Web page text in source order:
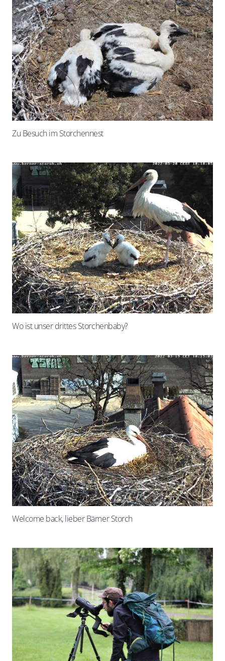
Zu Besuch im Storchennest
Wo ist unser drittes Storchenbaby?
Welcome back, lieber Bärner Storch